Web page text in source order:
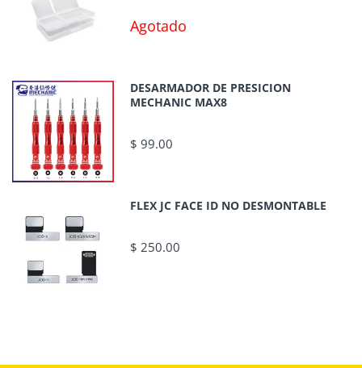
Agotado
DESARMADOR DE PRESICION
MECHANIC MAX8
$ 99.00
FLEX JC FACE ID NO DESMONTABLE
$ 250.00